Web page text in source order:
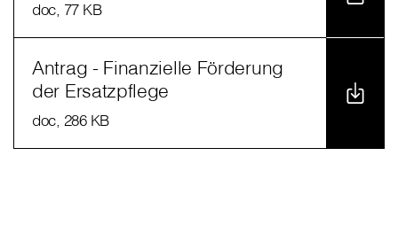
doc, 77 KB
Antrag - Finanzielle Förderung
der Ersatzpflege
doc, 286 KB